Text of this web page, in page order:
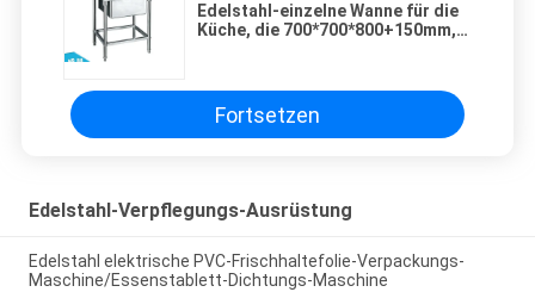
Edelstahl-einzelne Wanne für die
Küche, die 700*700*800+150mm,
Fortsetzen
Edelstahl-Verpflegungs-Ausrüstung
Edelstahl elektrische PVC-Frischhaltefolie-Verpackungs-
Maschine/Essenstablett-Dichtungs-Maschine